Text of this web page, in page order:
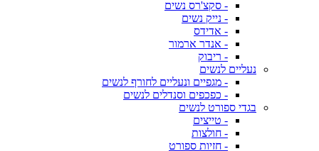
- סקצ'רס נשים
- נייק נשים
- אדידס
- אנדר ארמור
- ריבוק
נעליים לנשים
- מגפיים ונעליים לחורף לנשים
- כפכפים וסנדלים לנשים
בגדי ספורט לנשים
- טייצים
- חולצות
- חזיות ספורט